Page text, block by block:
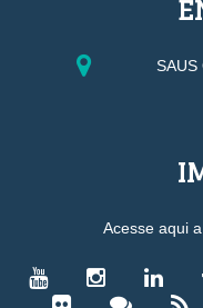
SAUS
Acesse aqui